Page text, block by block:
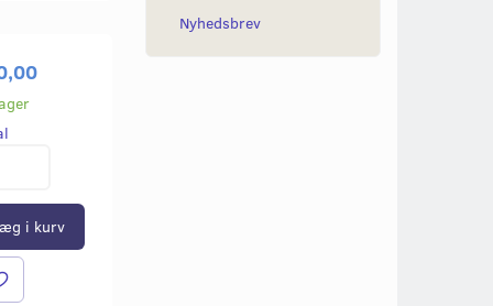
i kurv
Nyhedsbrev